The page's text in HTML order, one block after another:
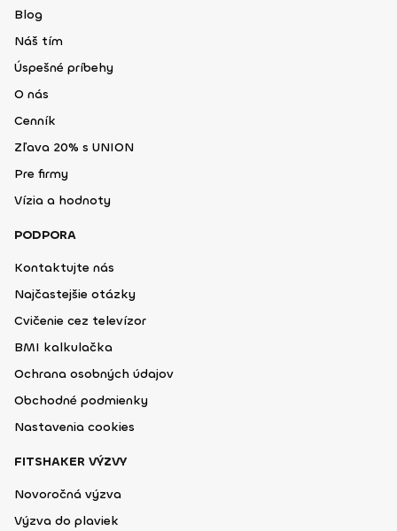
Blog
Náš tím
Úspešné príbehy
O nás
Cenník
Zľava 20% s UNION
Pre firmy
Vízia a hodnoty
PODPORA
Kontaktujte nás
Najčastejšie otázky
Cvičenie cez televízor
BMI kalkulačka
Ochrana osobných údajov
Obchodné podmienky
Nastavenia cookies
FITSHAKER VÝZVY
Novoročná výzva
Výzva do plaviek